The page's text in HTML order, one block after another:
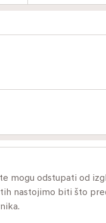
mogu odstupati od
nastojimo biti što